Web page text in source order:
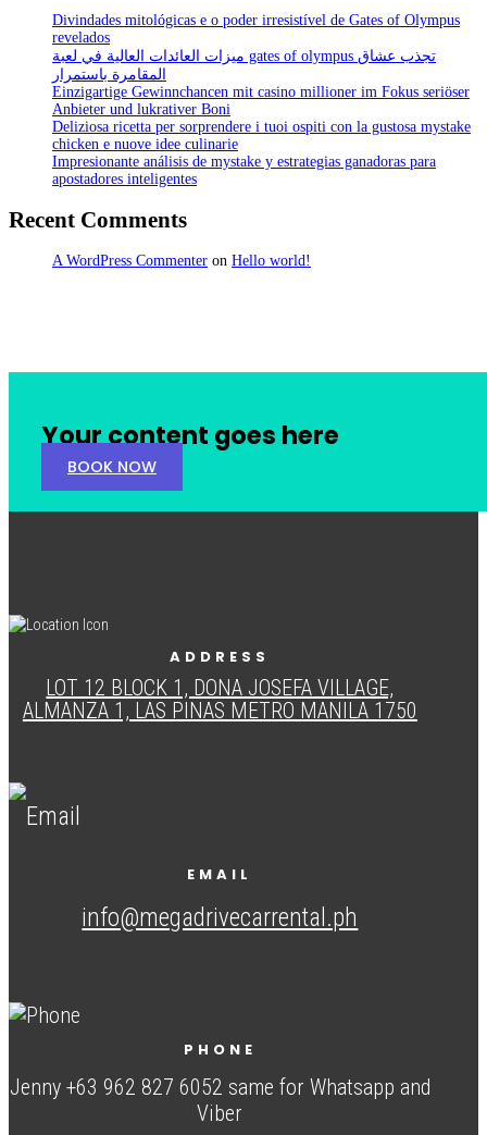
Divindades mitológicas e o poder irresistível de Gates of Olympus
revelados
ميزات العائدات العالية في لعبة gates of olympus تجذب عشاق
المقامرة باستمرار
Einzigartige Gewinnchancen mit casino millioner im Fokus seriöser
Anbieter und lukrativer Boni
Deliziosa ricetta per sorprendere i tuoi ospiti con la gustosa mystake
chicken e nuove idee culinarie
Impresionante análisis de mystake y estrategias ganadoras para
apostadores inteligentes
Recent Comments
A WordPress Commenter on Hello world!
Your content goes here
BOOK NOW
ADDRESS
LOT 12 BLOCK 1, DONA JOSEFA VILLAGE,
ALMANZA 1, LAS PINAS METRO MANILA 1750
EMAIL
info@megadrivecarrental.ph
PHONE
Jenny +63 962 827 6052 same for Whatsapp and
Viber